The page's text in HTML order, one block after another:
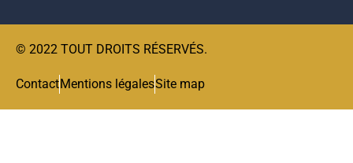
© 2022 TOUT DROITS RÉSERVÉS.
ContactMentions légalesSite map